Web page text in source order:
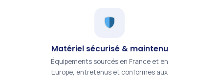
Matériel sécurisé & maintenu
Équipements sourcés en France et en
Europe, entretenus et conformes aux